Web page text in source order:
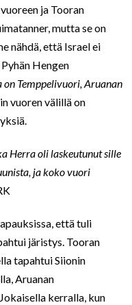
ja Tooran
mutta se on
nähdä, että Israel ei
Hengen
on Temppelivuori, Aruanan
vuoren välillä on
Herra oli laskeutunut sille
ja koko vuori
että tuli
järistys. Tooran
tapahtui Siionin
Aruanan
kerralla, kun